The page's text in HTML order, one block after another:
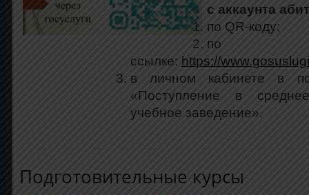
с аккаунта
по QR-коду;
по
ссылке: https://
в личном кабинете в
«Поступление в
учебное заведение».
Подготовительные курсы